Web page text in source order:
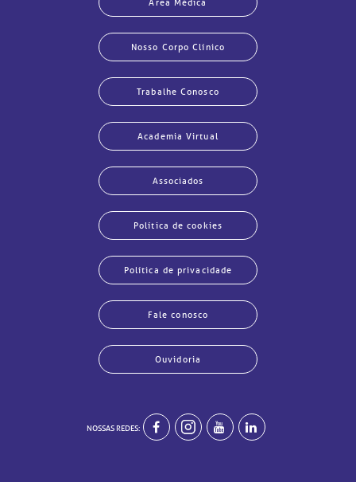
Área Médica
Nosso Corpo Clínico
Trabalhe Conosco
Academia Virtual
Associados
Política de cookies
Política de privacidade
Fale conosco
Ouvidoria
NOSSAS REDES: